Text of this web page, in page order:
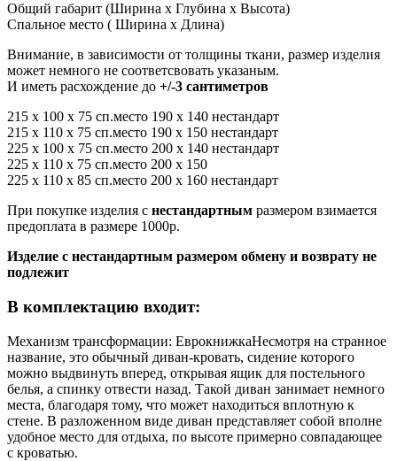
Общий габарит (Ширина x Глубина x Высота)
Спальное место ( Ширина x Длина)
Внимание, в зависимости от толщины ткани, размер изделия
может немного не соответсвовать указаным.
И иметь расхождение до +/-3 сантиметров
215 x 100 x 75 сп.место 190 x 140 нестандарт
215 x 110 x 75 сп.место 190 x 150 нестандарт
225 x 100 x 75 сп.место 200 x 140 нестандарт
225 x 110 x 75 сп.место 200 x 150
225 x 110 x 85 сп.место 200 x 160 нестандарт
При покупке изделия с нестандартным размером взимается
предоплата в размере 1000р.
Изделие с нестандартным размером обмену и возврату не
подлежит
В комплектацию входит:
Механизм трансформации: ЕврокнижкаНесмотря на странное
название, это обычный диван-кровать, сидение которого
можно выдвинуть вперед, открывая ящик для постельного
белья, а спинку отвести назад. Такой диван занимает немного
места, благодаря тому, что может находиться вплотную к
стене. В разложенном виде диван представляет собой вполне
удобное место для отдыха, по высоте примерно совпадающее
с кроватью.